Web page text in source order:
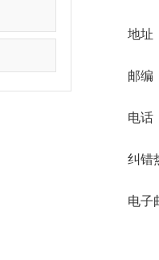
地址：
邮编
电话：
纠错热
电子